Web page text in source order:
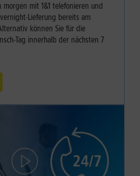
morgen mit 1&1 telefonieren und
Lieferung bereits am
können Sie für die
Tag innerhalb der nächsten 7